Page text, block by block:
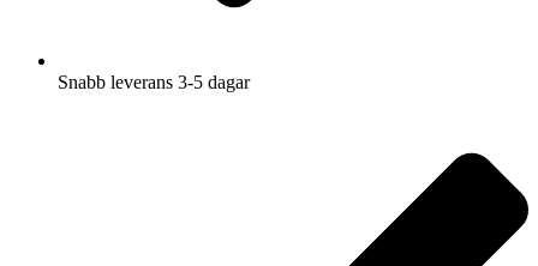
Snabb leverans 3-5 dagar